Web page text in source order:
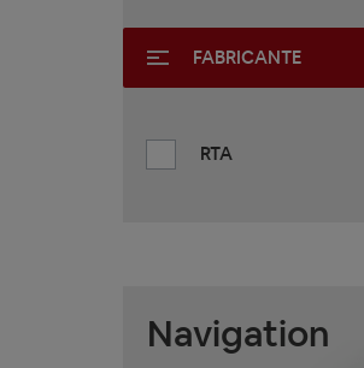
FABRICANTE
RTA
Navigation